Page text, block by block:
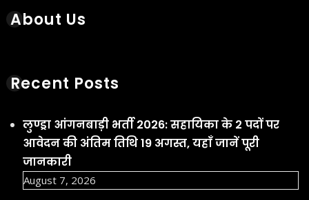
About Us
Recent Posts
लुण्ड्रा आंगनबाड़ी भर्ती 2026: सहायिका के 2 पदों पर
आवेदन की अंतिम तिथि 19 अगस्त, यहाँ जानें पूरी
जानकारी
August 7, 2026